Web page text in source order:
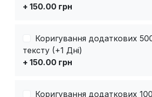
+ 150.00 грн
Коригування додаткових
тексту (+1 Дні)
+ 150.00 грн
Коригування додаткових